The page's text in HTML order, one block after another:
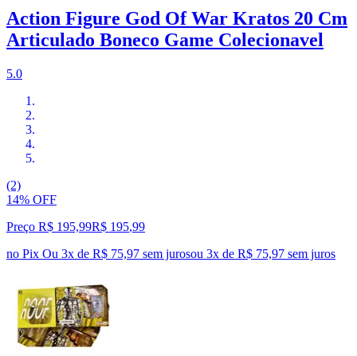
Action Figure God Of War Kratos 20 Cm
Articulado Boneco Game Colecionavel
5.0
(2)
14% OFF
Preço R$ 195,99R$ 195,99
no Pix Ou 3x de R$ 75,97 sem jurosou 3x de R$ 75,97 sem juros